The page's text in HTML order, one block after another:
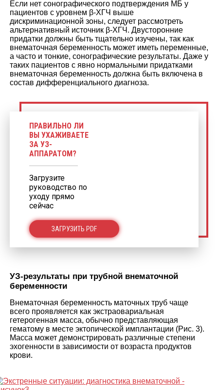
Если нет сонографического подтверждения МБ у
пациентов с уровнем β-ХГЧ выше
дискриминационной зоны, следует рассмотреть
альтернативный источник β-ХГЧ. Двусторонние
придатки должны быть тщательно изучены, так как
внематочная беременность может иметь переменные,
а часто и тонкие, сонографические результаты. Даже у
таких пациентов с явно нормальными придатками
внематочная беременность должна быть включена в
состав дифференциального диагноза.
ПРАВИЛЬНО ЛИ
ВЫ УХАЖИВАЕТЕ
ЗА УЗ-
АППАРАТОМ?
Загрузите
руководство по
уходу прямо
сейчас
ЗАГРУЗИТЬ PDF
УЗ-результаты при трубной внематочной
беременности
Внематочная беременность маточных труб чаще
всего проявляется как экстраовариальная
гетерогенная масса, обычно представляющая
гематому в месте эктопической имплантации (Рис. 3).
Масса может демонстрировать различные степени
эхогенности в зависимости от возраста продуктов
крови.